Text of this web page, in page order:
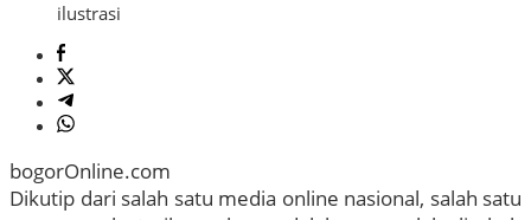
ilustrasi
bogorOnline.com
Dikutip dari salah satu media online nasional, salah satu